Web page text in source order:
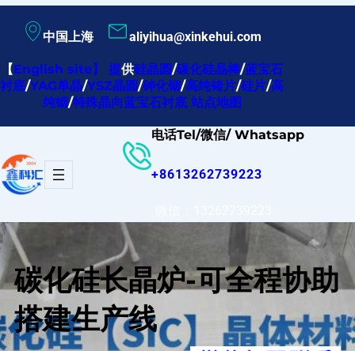
内
容
中国上海 aliyihua@xinkehui.com
【English site】提供硅晶圆/碳化硅晶棒/蓝宝石
衬底/YAG单晶/YSZ晶圆/砷化铟/高纯锗片/硅片/高
纯铟/特殊晶向蓝宝石衬底 站点地图
电话Tel/微信/ Whatsapp
+8613262739223
碳化硅长晶炉-可全程协助
搭建生产线